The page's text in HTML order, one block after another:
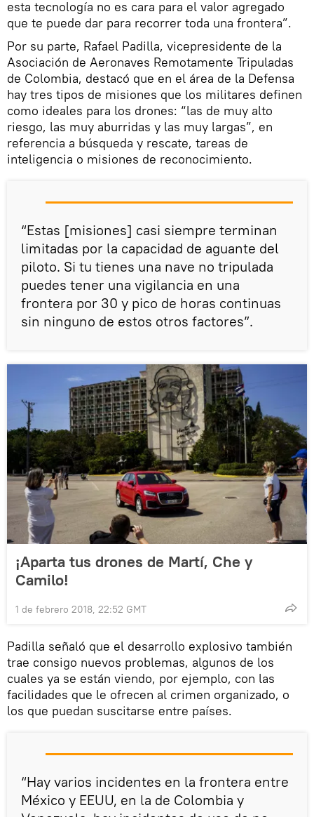
esta tecnología no es cara para el valor agregado
que te puede dar para recorrer toda una frontera”.
Por su parte, Rafael Padilla, vicepresidente de la
Asociación de Aeronaves Remotamente Tripuladas
de Colombia, destacó que en el área de la Defensa
hay tres tipos de misiones que los militares definen
como ideales para los drones: “las de muy alto
riesgo, las muy aburridas y las muy largas”, en
referencia a búsqueda y rescate, tareas de
inteligencia o misiones de reconocimiento.
“Estas [misiones] casi siempre terminan
limitadas por la capacidad de aguante del
piloto. Si tu tienes una nave no tripulada
puedes tener una vigilancia en una
frontera por 30 y pico de horas continuas
sin ninguno de estos otros factores”.
¡Aparta tus drones de Martí, Che y
Camilo!
1 de febrero 2018, 22:52 GMT
Padilla señaló que el desarrollo explosivo también
trae consigo nuevos problemas, algunos de los
cuales ya se están viendo, por ejemplo, con las
facilidades que le ofrecen al crimen organizado, o
los que puedan suscitarse entre países.
“Hay varios incidentes en la frontera entre
México y EEUU, en la de Colombia y